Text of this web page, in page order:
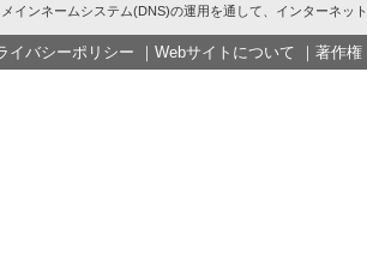
メインネームシステム(DNS)の運用を通して、インターネッ
イバシーポリシー ｜ Webサイトについて ｜ 著作権